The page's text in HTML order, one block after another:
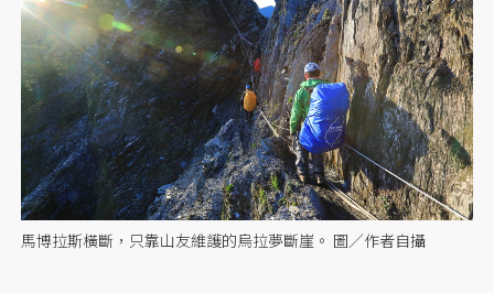
馬博拉斯橫斷，只靠山友維護的烏拉夢斷崖。 圖／作者自攝